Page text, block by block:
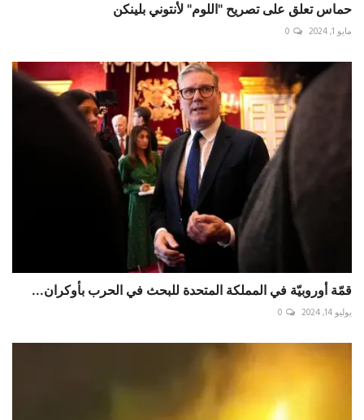
حماس تعلق على تصريح "اللوم" لأنتوني بلينكن
مايو 1, 2024 0
قمّة أوروبيّة في المملكة المتحدة للبحث في الحرب بأوكران...
يوليو 14, 2024 0